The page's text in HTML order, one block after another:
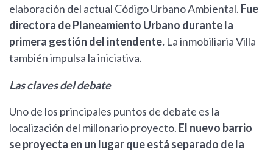
elaboración del actual Código Urbano Ambiental. Fue
directora de Planeamiento Urbano durante la
primera gestión del intendente. La inmobiliaria Villa
también impulsa la iniciativa.
Las claves del debate
Uno de los principales puntos de debate es la
localización del millonario proyecto. El nuevo barrio
se proyecta en un lugar que está separado de la